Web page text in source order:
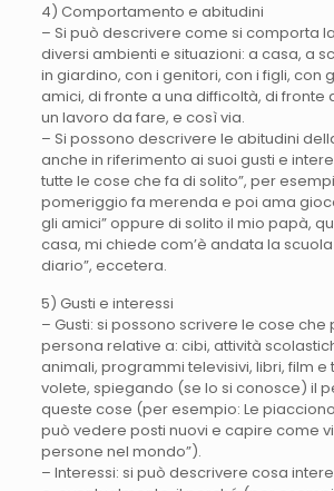
4) Comportamento e abitudini
– Si può descrivere come si comporta
diversi ambienti e situazioni: a casa, a
in giardino, con i genitori, con i figli, con
amici, di fronte a una difficoltà, di fronte
un lavoro da fare, e così via.
– Si possono descrivere le abitudini
anche in riferimento ai suoi gusti e
tutte le cose che fa di solito”, per
pomeriggio fa merenda e poi ama
gli amici” oppure di solito il mio papà,
casa, mi chiede com’è andata la
diario”, eccetera.
5) Gusti e interessi
– Gusti: si possono scrivere le cose
persona relative a: cibi, attività
animali, programmi televisivi, libri, film e
volete, spiegando (se lo si conosce) il
queste cose (per esempio: Le
può vedere posti nuovi e capire come
persone nel mondo”).
– Interessi: si può descrivere cosa